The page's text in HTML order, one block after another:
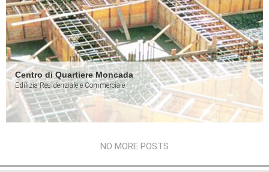
Centro di Quartiere Moncada
Edilizia Residenziale e Commerciale
NO MORE POSTS